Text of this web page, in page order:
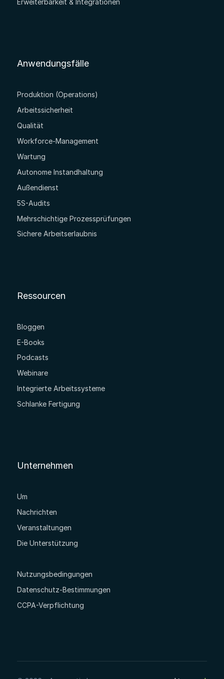
Erweiterbarkeit & Integrationen
Anwendungsfälle
Produktion (Operations)
Arbeitssicherheit
Qualität
Workforce-Management
Wartung
Autonome Instandhaltung
Außendienst
5S-Audits
Mehrschichtige Prozessprüfungen
Sichere Arbeitserlaubnis
Ressourcen
Bloggen
E-Books
Podcasts
Webinare
Integrierte Arbeitssysteme
Schlanke Fertigung
Unternehmen
Um
Nachrichten
Veranstaltungen
Die Unterstützung
Nutzungsbedingungen
Datenschutz-Bestimmungen
CCPA-Verpflichtung